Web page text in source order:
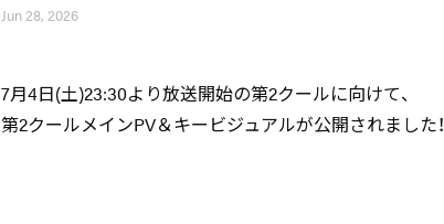
Jun 28, 2026
7月4日(土)23:30より放送開始の第2クールに向けて、
第2クールメインPV＆キービジュアルが公開されました！